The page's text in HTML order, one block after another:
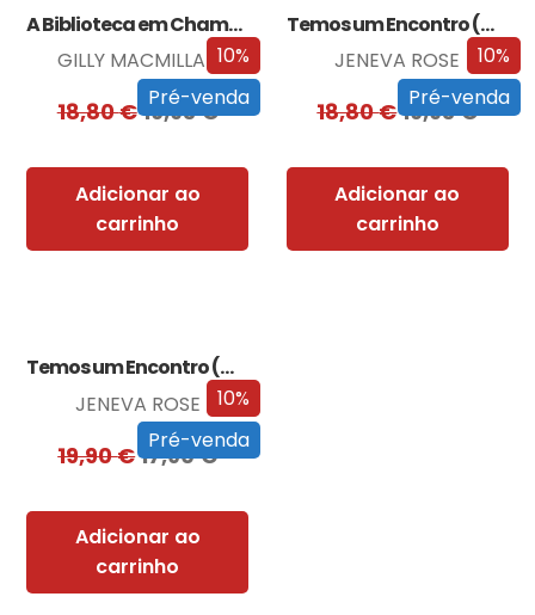
10%
Pré-venda
A Biblioteca em Chamas
GILLY MACMILLAN
18,80€16,93€
Adicionar ao
carrinho
10%
Pré-venda
Temos um Encontro (Outra Vez)
JENEVA ROSE
18,80€16,93€
Adicionar ao
carrinho
10%
Pré-venda
Temos um Encontro (Outra Vez) – Edição…
JENEVA ROSE
19,90€17,90€
Adicionar ao
carrinho